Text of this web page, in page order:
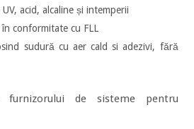
acid, alcaline și intemperii
conformitate cu FLL
sudură cu aer cald si adezivi, fără
furnizorului de sisteme pentru